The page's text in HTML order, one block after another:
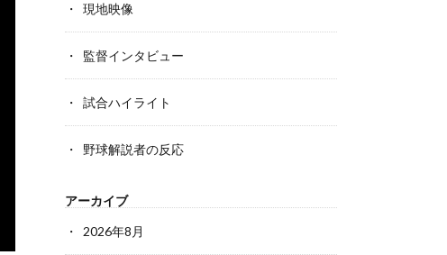
現地映像
監督インタビュー
試合ハイライト
野球解説者の反応
アーカイブ
2026年8月